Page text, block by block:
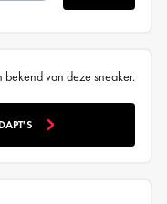
van deze sneaker.